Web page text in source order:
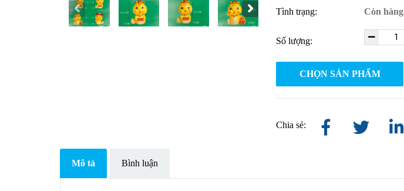
Tình trạng: Còn hàng
Số lượng:
CHỌN SẢN PHẨM
Chia sẻ:
Mô tả Bình luận